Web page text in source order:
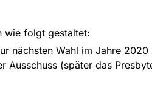
wie folgt gestaltet:
nächsten Wahl im Jahre 2020
(später das